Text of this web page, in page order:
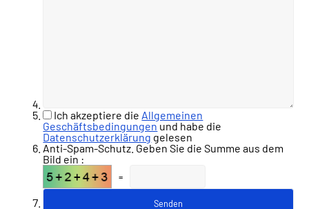
Ich akzeptiere die Allgemeinen
Geschäftsbedingungenund habe die
Datenschutzerklärung gelesen
Anti-Spam-Schutz. Geben Sie die Summe aus dem
Bild ein :
=